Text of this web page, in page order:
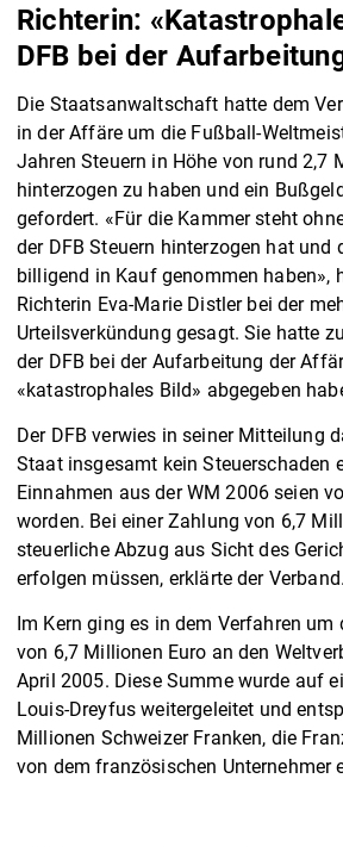
Richterin:
DFB bei der
Die Staatsanwaltschaft hatte dem
in der Affäre um die Fußball-
Jahren Steuern in Höhe von rund 2,7
hinterzogen zu haben und ein
gefordert. «Für die Kammer steht
der DFB Steuern hinterzogen hat und
billigend in Kauf genommen haben»,
Richterin Eva-Marie Distler bei der
Urteilsverkündung gesagt. Sie hatte
der DFB bei der Aufarbeitung der
«katastrophales Bild» abgegeben
Der DFB verwies in seiner Mitteilung
Staat insgesamt kein Steuerschaden
Einnahmen aus der WM 2006 seien
worden. Bei einer Zahlung von 6,7
steuerliche Abzug aus Sicht des
erfolgen müssen, erklärte der Verband.
Im Kern ging es in dem Verfahren um
von 6,7 Millionen Euro an den
April 2005. Diese Summe wurde auf
Louis-Dreyfus weitergeleitet und
Millionen Schweizer Franken, die
von dem französischen Unternehmer